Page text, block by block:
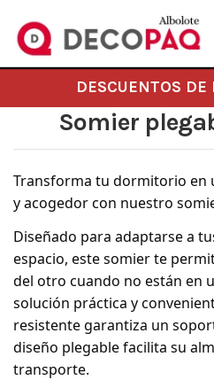
DESCUENTOS
Somier
Transforma tu dormitorio en
y acogedor con nuestro
Diseñado para adaptarse a
espacio, este somier te
del otro cuando no están en
solución práctica y
resistente garantiza un
diseño plegable facilita su
transporte.